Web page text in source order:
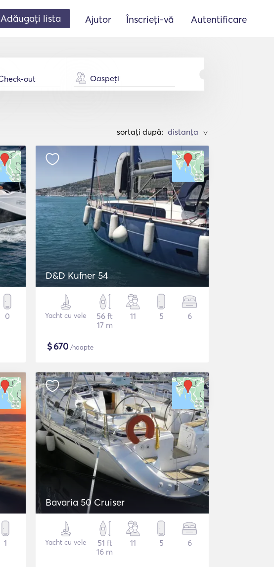
Adăugați lista Ajutor Înscrieți-vă Autentificare
Oaspeți
sortați după: >
0
D&D Kufner 54
Yacht cu vele
56 ft
17 m
11 5 6
$670 /noapte
1
Bavaria 50 Cruiser
Yacht cu vele
51 ft
16 m
11 5 6